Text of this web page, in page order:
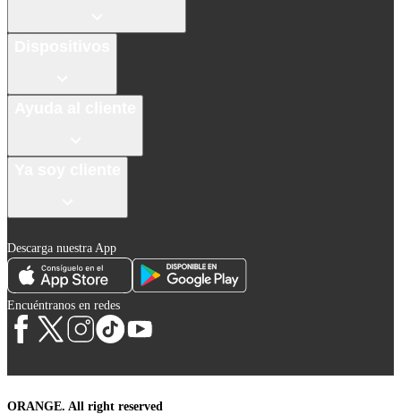
Descarga nuestra App
Encuéntranos en redes
ORANGE. All right reserved